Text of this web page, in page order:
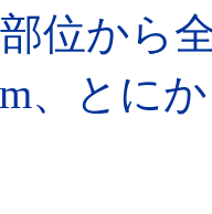
位から
、とに